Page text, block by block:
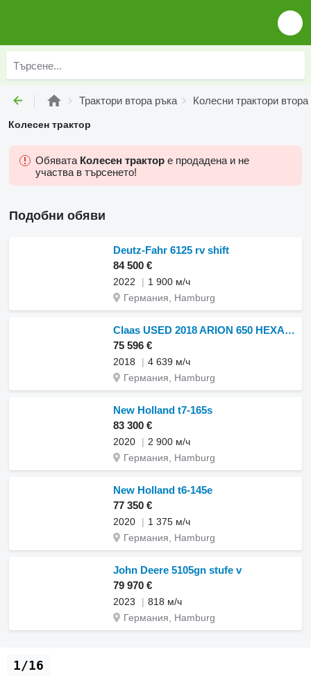
Трактори втора ръка Колесни трактори втора
Колесен трактор
Обявата Колесен трактор е продадена и не
участва в търсенето!
Подобни обяви
Deutz-Fahr 6125 rv shift
84 500 €
2022
1 900 м/ч
Германия, Hamburg
Claas USED 2018 ARION 650 HEXASHIFT
75 596 €
2018
4 639 м/ч
Германия, Hamburg
New Holland t7-165s
83 300 €
2020
2 900 м/ч
Германия, Hamburg
New Holland t6-145e
77 350 €
2020
1 375 м/ч
Германия, Hamburg
John Deere 5105gn stufe v
79 970 €
2023
818 м/ч
Германия, Hamburg
1/16